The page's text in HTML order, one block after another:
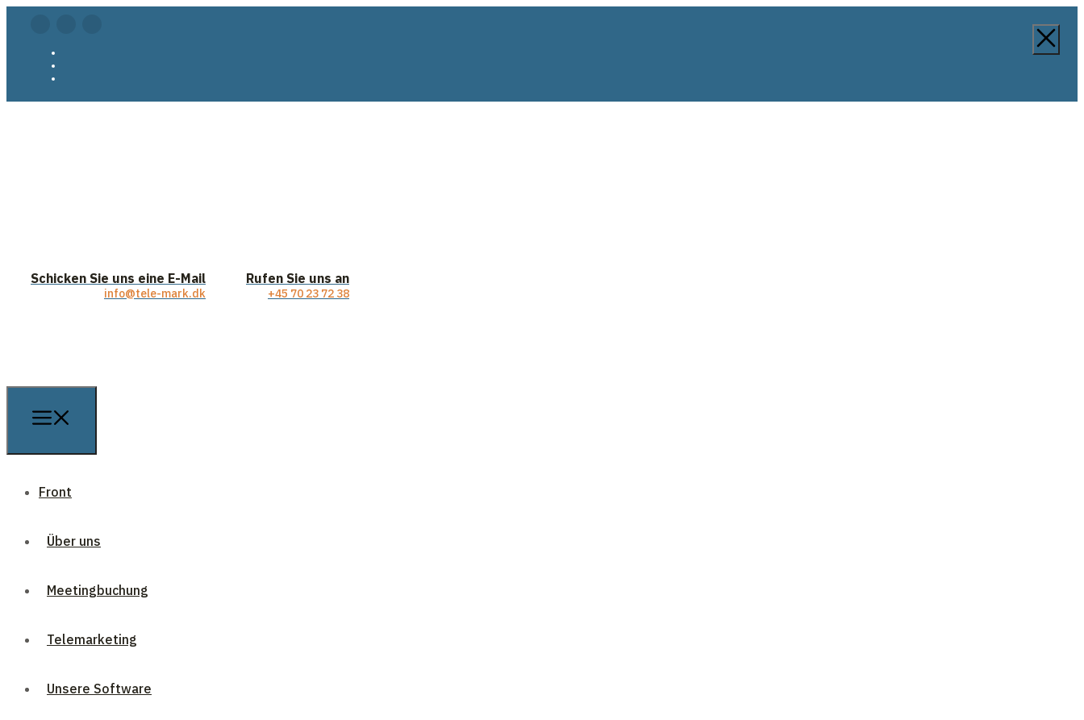
Schicken Sie uns eine E-Mail
info@tele-mark.dk
Rufen Sie uns an
+45 70 23 72 38
Front
Über uns
Meetingbuchung
Telemarketing
Unsere Software